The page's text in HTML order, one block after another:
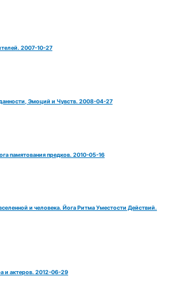
2007-10-27
Эмоций и Чувств. 2008-04-27
памятования предков. 2010-05-16
и человека. Йога Ритма Уместости Действий.
и актеров. 2012-06-29